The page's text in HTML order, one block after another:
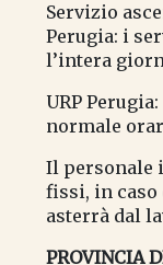
Servizio
Perugia: i
l’intera
URP
normale
Il personale
fissi, in caso
asterrà dal
PROVINCIA